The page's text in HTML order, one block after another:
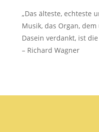
„Das älteste, echteste
Musik, das Organ,
Dasein verdankt, ist
– Richard Wagner